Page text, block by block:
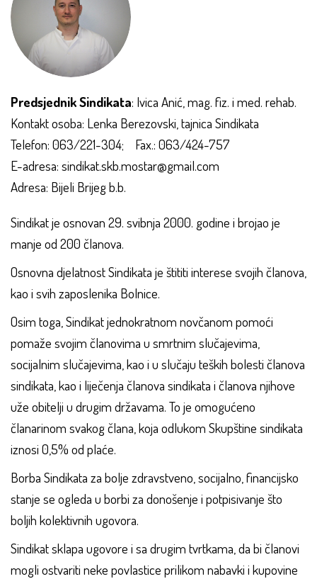
Predsjednik Sindikata: Ivica Anić, mag. fiz. i med. rehab.
Kontakt osoba: Lenka Berezovski, tajnica Sindikata
Telefon: 063/221-304; Fax.: 063/424-757
E-adresa: sindikat.skb.mostar@gmail.com
Adresa: Bijeli Brijeg b.b.
Sindikat je osnovan 29. svibnja 2000. godine i brojao je
manje od 200 članova.
Osnovna djelatnost Sindikata je štititi interese svojih članova,
kao i svih zaposlenika Bolnice.
Osim toga, Sindikat jednokratnom novčanom pomoći
pomaže svojim članovima u smrtnim slučajevima,
socijalnim slučajevima, kao i u slučaju teških bolesti članova
sindikata, kao i liječenja članova sindikata i članova njihove
uže obitelji u drugim državama. To je omogućeno
članarinom svakog člana, koja odlukom Skupštine sindikata
iznosi 0,5% od plaće.
Borba Sindikata za bolje zdravstveno, socijalno, financijsko
stanje se ogleda u borbi za donošenje i potpisivanje što
boljih kolektivnih ugovora.
Sindikat sklapa ugovore i sa drugim tvrtkama, da bi članovi
mogli ostvariti neke povlastice prilikom nabavki i kupovine